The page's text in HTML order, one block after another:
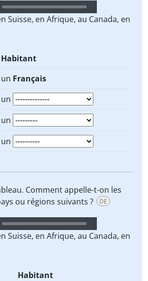
Suisse, en Afrique, au Canada, en
Habitant
un Français
un
un
un
Comment appelle-t-on les
ou régions suivants ?
DE
Suisse, en Afrique, au Canada, en
Habitant